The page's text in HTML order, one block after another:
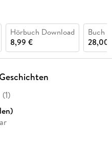
Hörbuch Download
8,99 €
Buch
28,00
(1)